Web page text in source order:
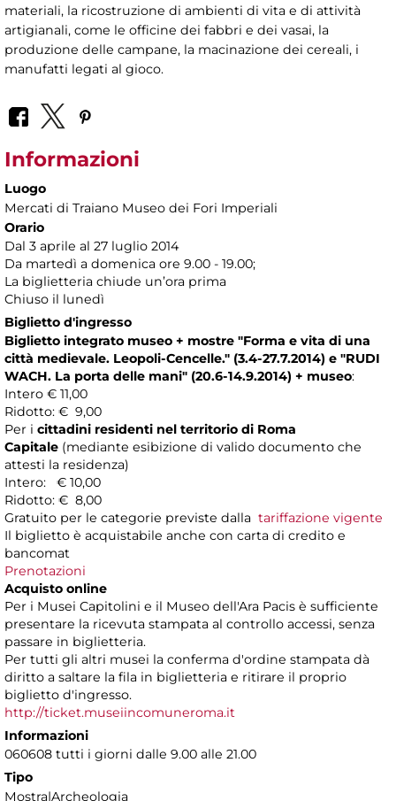
materiali, la ricostruzione di ambienti di vita e di attività
artigianali, come le officine dei fabbri e dei vasai, la
produzione delle campane, la macinazione dei cereali, i
manufatti legati al gioco.
Informazioni
Luogo
Mercati di Traiano Museo dei Fori Imperiali
Orario
Dal 3 aprile al 27 luglio 2014
Da martedì a domenica ore 9.00 - 19.00;
La biglietteria chiude un’ora prima
Chiuso il lunedì
Biglietto d'ingresso
Biglietto integrato museo + mostre "Forma e vita di una
città medievale. Leopoli-Cencelle." (3.4-27.7.2014) e "RUDI
WACH. La porta delle mani" (20.6-14.9.2014) + museo:
Intero € 11,00
Ridotto: € 9,00
Per i cittadini residenti nel territorio di Roma
Capitale (mediante esibizione di valido documento che
attesti la residenza)
Intero: € 10,00
Ridotto: € 8,00
Gratuito per le categorie previste dalla tariffazione vigente
Il biglietto è acquistabile anche con carta di credito e
bancomat
Prenotazioni
Acquisto online
Per i Musei Capitolini e il Museo dell'Ara Pacis è sufficiente
presentare la ricevuta stampata al controllo accessi, senza
passare in biglietteria.
Per tutti gli altri musei la conferma d'ordine stampata dà
diritto a saltare la fila in biglietteria e ritirare il proprio
biglietto d'ingresso.
http://ticket.museiincomuneroma.it
Informazioni
060608 tutti i giorni dalle 9.00 alle 21.00
Tipo
Mostra|Archeologia